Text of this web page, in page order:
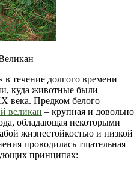
течение долгого времени
куда животные были
века. Предком белого
великан – крупная и довольно
обладающая некоторыми
жизнестойкостью и низкой
проводилась тщательная
принципах: